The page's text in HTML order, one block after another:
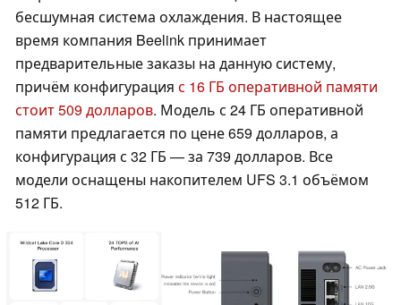
бесшумная система охлаждения. В настоящее
время компания Beelink принимает
предварительные заказы на данную систему,
причём конфигурация с 16 ГБ оперативной памяти
стоит 509 долларов. Модель с 24 ГБ оперативной
памяти предлагается по цене 659 долларов, а
конфигурация с 32 ГБ — за 739 долларов. Все
модели оснащены накопителем UFS 3.1 объёмом
512 ГБ.